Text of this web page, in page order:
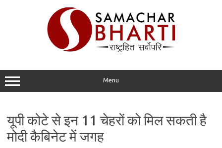
Menu
यूपी कोटे से इन 11 चेहरों को मिल सकती है
मोदी कैबिनेट में जगह